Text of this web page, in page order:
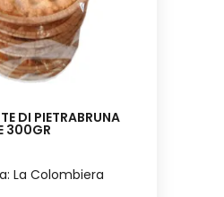
DI PIETRABRUNA
300GR
La Colombiera